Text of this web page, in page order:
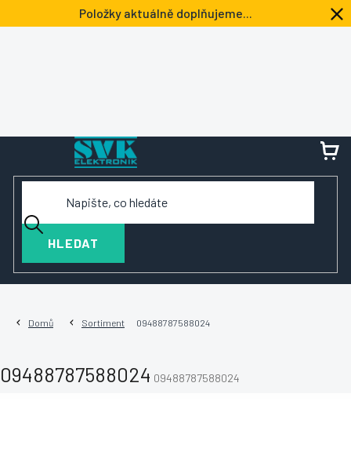
na
Položky aktuálně doplňujeme...
HLEDAT
Domů Sortiment 09488787588024
09488787588024 09488787588024